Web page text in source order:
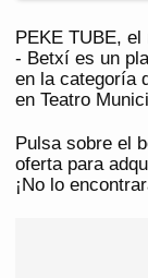
PEKE TUBE,
- Betxí es un
en la categoría
en Teatro
Pulsa sobre el
oferta para
¡No lo